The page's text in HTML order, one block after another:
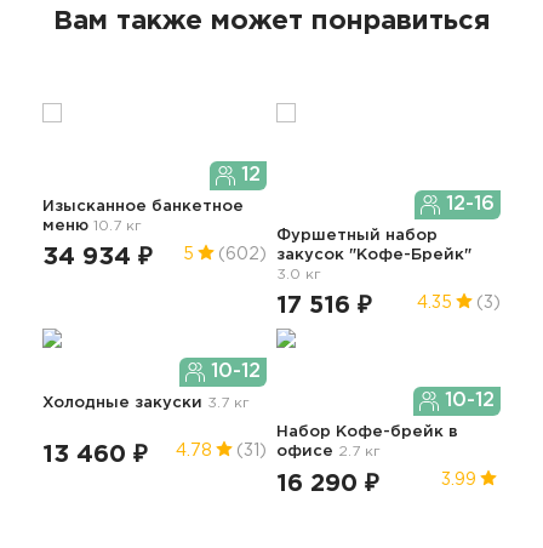
Вам также может понравиться
12
Изысканное банкетное
меню 10.7 кг
34 934 ₽ 5 (602)
12-16
Фуршетный набор
закусок "Кофе-Брейк"
3.0 кг
17 516 ₽ 4.35 (3)
10-12
Холодные закуски 3.7 кг
13 460 ₽ 4.78 (31)
10-12
Набор Кофе-брейк в
офисе 2.7 кг
16 290 ₽ 3.99